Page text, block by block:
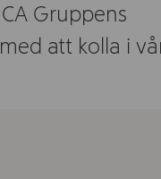
Gruppens
att kolla i